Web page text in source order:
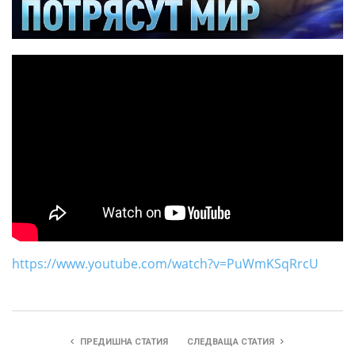
https://www.youtube.com/watch?v=PuWmKSqRrcU
ПРЕДИШНА СТАТИЯ СЛЕДВАЩА СТАТИЯ